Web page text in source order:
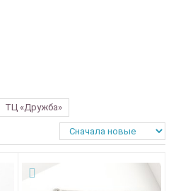
ТЦ «Дружба»